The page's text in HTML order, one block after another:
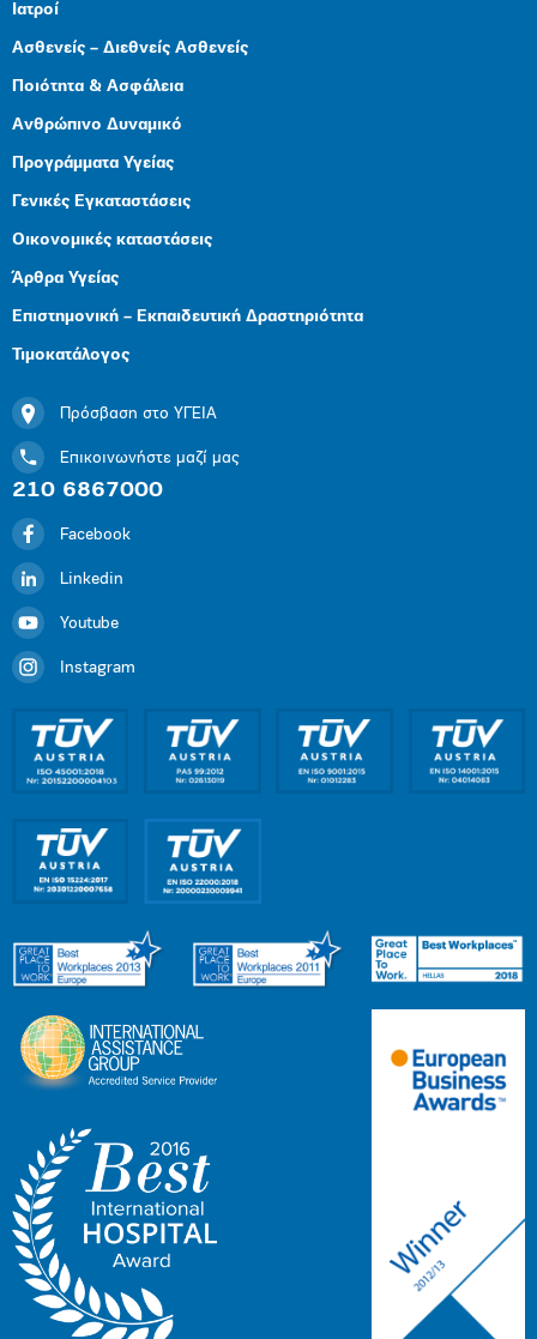
Ιατροί
Ασθενείς – Διεθνείς Ασθενείς
Ποιότητα & Ασφάλεια
Ανθρώπινο Δυναμικό
Προγράμματα Υγείας
Γενικές Εγκαταστάσεις
Οικονομικές καταστάσεις
Άρθρα Υγείας
Επιστημονική – Εκπαιδευτική Δραστηριότητα
Τιμοκατάλογος
Πρόσβαση στο ΥΓΕΙΑ
Επικοινωνήστε μαζί μας
210 6867000
Facebook
Linkedin
Youtube
Instagram